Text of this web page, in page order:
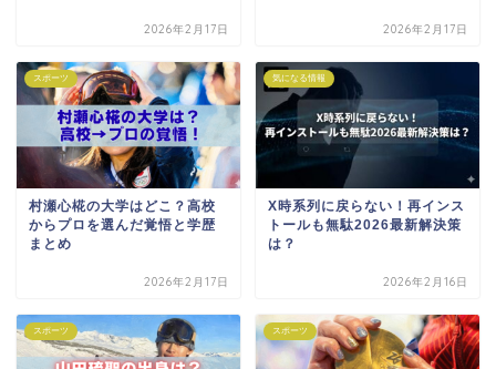
2026年2月17日 2026年2月17日
スポーツ
村瀬心椛の大学はどこ？高校
からプロを選んだ覚悟と学歴
まとめ
2026年2月17日
気になる情報
X時系列に戻らない！再インス
トールも無駄2026最新解決策
は？
2026年2月16日
スポーツ スポーツ